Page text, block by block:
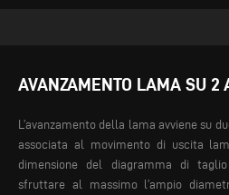
AVANZAMENTO LAMA SU 2
L’avanzamento della lama avviene su
associata al movimento di uscita
dimensione del diagramma di
sfruttare al massimo l’ampio